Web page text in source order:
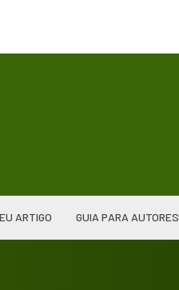
ARTIGO GUIA PARA AUTORES